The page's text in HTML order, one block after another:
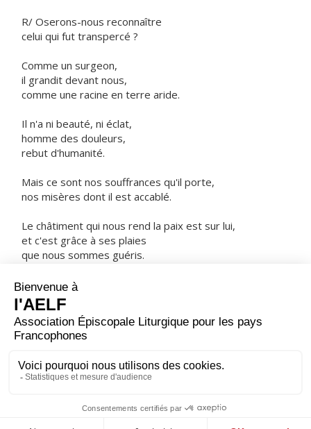
R/ Oserons-nous reconnaître
celui qui fut transpercé ?
Comme un surgeon,
il grandit devant nous,
comme une racine en terre aride.
Il n'a ni beauté, ni éclat,
homme des douleurs,
rebut d'humanité.
Mais ce sont nos souffrances qu'il porte,
nos misères dont il est accablé.
Le châtiment qui nous rend la paix est sur lui,
et c'est grâce à ses plaies
que nous sommes guéris.
ORAISON
Regarde, Seigneur, nous t'en prions, la famille qui
t'appartient : c'est pour elle que Jésus, le Christ, notre
méchants ni de subir le supplice de la croix. Lui qui
règne.